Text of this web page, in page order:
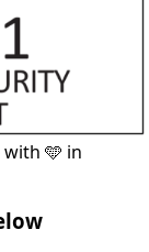
with 🩵 in